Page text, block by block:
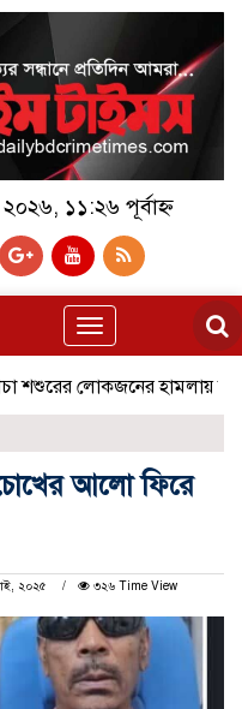
১১:২৬ পূর্বাহ্ন
Toggle
navigation
লোকজনের হামলায় জামাই
আলো ফিরে
২০২৫
৩২৬ Time View